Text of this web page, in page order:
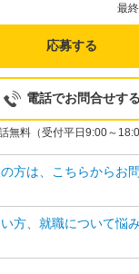
最
応募する
電話でお問合せする
無料（受付平日9:00～
方は、こちらからお
方、就職について悩